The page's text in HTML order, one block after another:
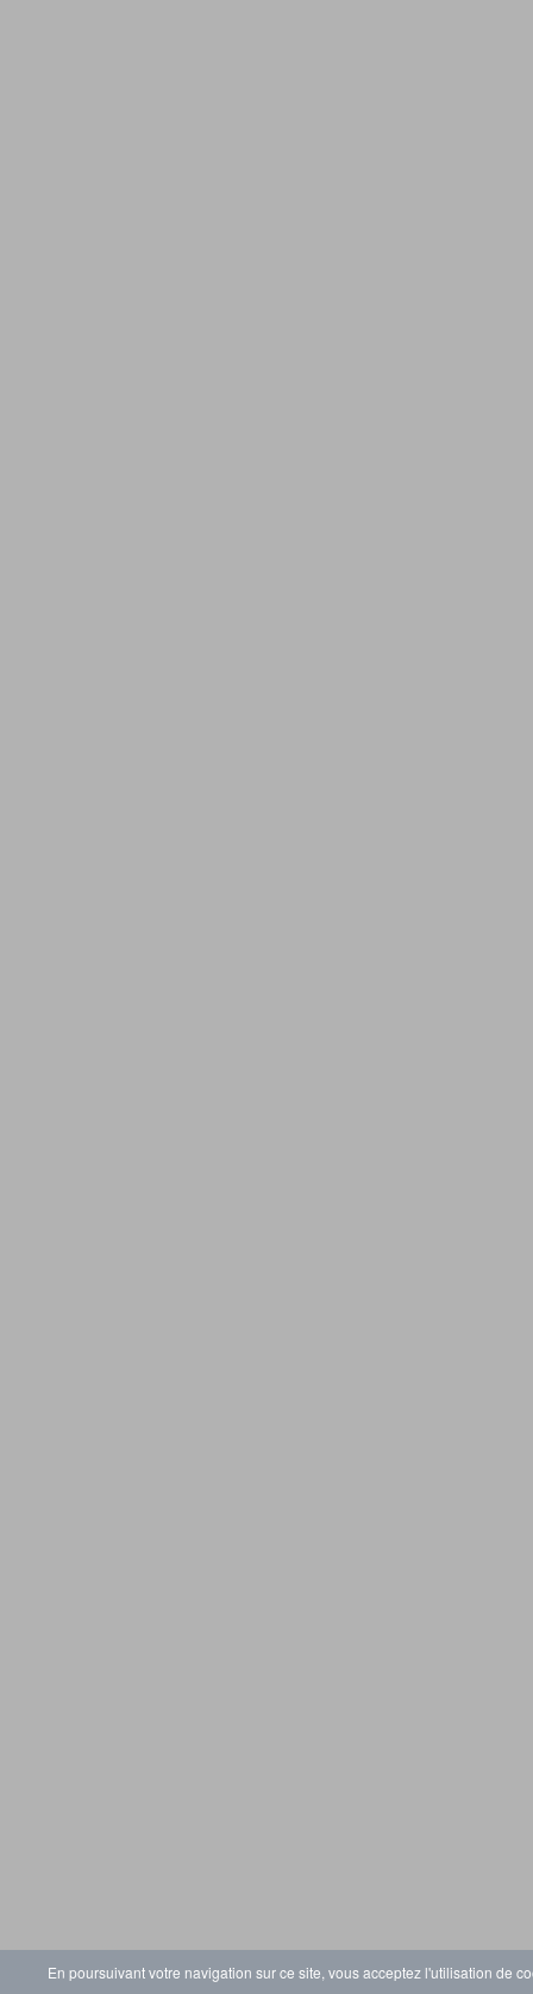
En poursuivant votre navigation sur ce site, vous acceptez l'utilisation de